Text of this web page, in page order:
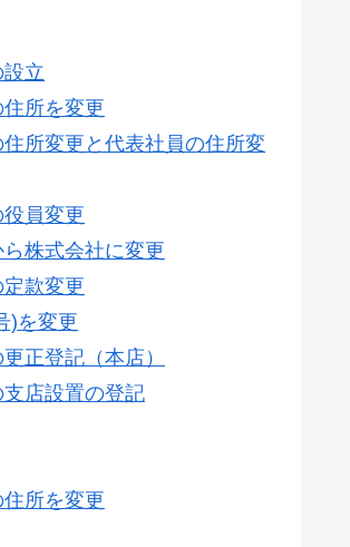
立
所を変更
所変更と代表社員の住所変
員変更
株式会社に変更
款変更
)を変更
正登記（本店）
店設置の登記
所を変更